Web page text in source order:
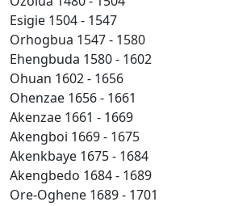
Esigie 1504 - 1547
Orhogbua 1547 - 1580
Ehengbuda 1580 - 1602
Ohuan 1602 - 1656
Ohenzae 1656 - 1661
Akenzae 1661 - 1669
Akengboi 1669 - 1675
Akenkbaye 1675 - 1684
Akengbedo 1684 - 1689
Ore-Oghene 1689 - 1701